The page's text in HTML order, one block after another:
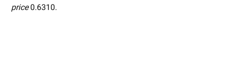
price0.6310.